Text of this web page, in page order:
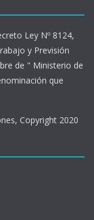
Ley Nº 8124,
y Previsión
de " Ministerio de
que
Copyright 2020